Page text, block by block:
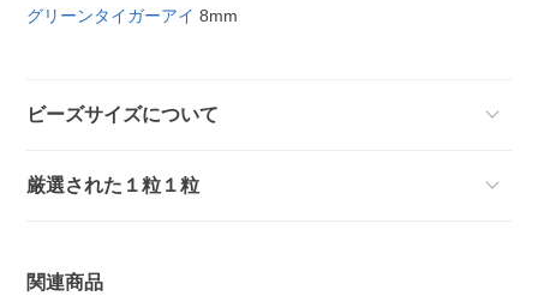
グリーンタイガーアイ 8mm
ビーズサイズについて
厳選された１粒１粒
関連商品